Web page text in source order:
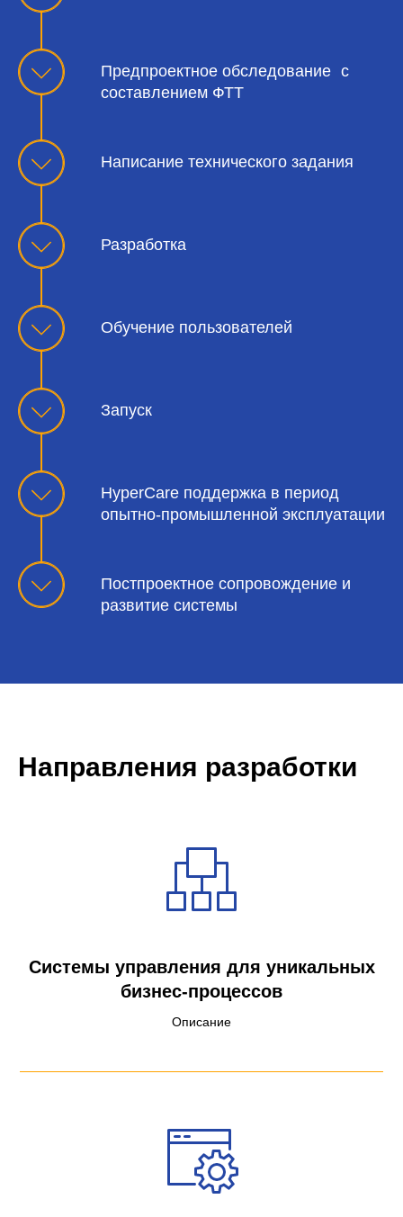
Предпроектное обследование с
составлением ФТТ
Написание технического задания
Разработка
Обучение пользователей
Запуск
HyperCare поддержка в период
опытно-промышленной эксплуатации
Постпроектное сопровождение и
развитие системы
Направления разработки
Системы управления для уникальных
бизнес-процессов
Описание